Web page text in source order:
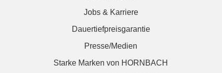
Jobs & Karriere
Dauertiefpreisgarantie
Presse/Medien
Starke Marken von HORNBACH